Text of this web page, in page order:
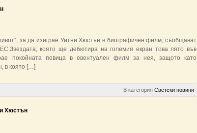
за да изиграе Уитни Хюстън в биографичен филм, съобщават
която ще дебютира на големия екран това лято във
покойната певица в евентуален филм за нея, защото като
в която […]
В категория Светски новини
Хюстън